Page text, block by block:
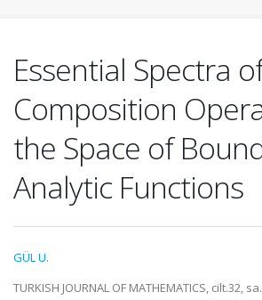
Essential Spectra
Composition
the Space of
Analytic Functions
GÜL U.
TURKISH JOURNAL OF MATHEMATICS, cilt.32,